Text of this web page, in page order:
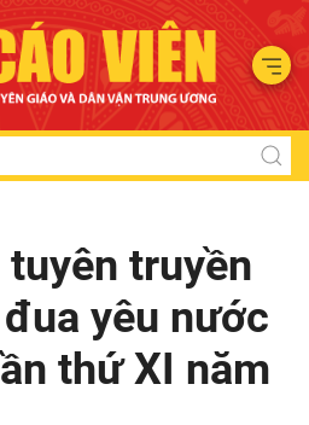
truyền
yêu nước
thứ XI năm